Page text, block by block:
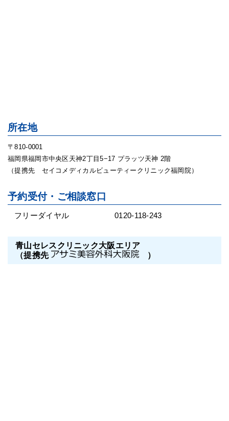
所在地
〒810-0001
福岡県福岡市中央区天神2丁目5−17 プラッツ天神 2階
（提携先 セイコメディカルビューティークリニック福岡院）
予約受付・ご相談窓口
フリーダイヤル 0120-118-243
青山セレスクリニック大阪エリア
（提携先
）